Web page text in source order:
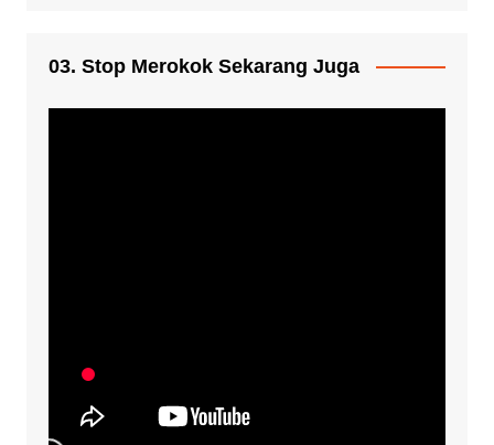
03. Stop Merokok Sekarang Juga